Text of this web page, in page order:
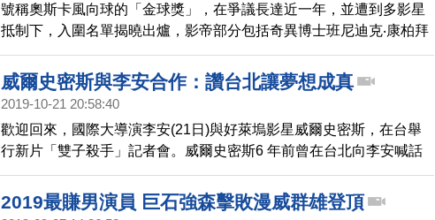
號稱奧斯卡風向球的「金球獎」，在爭議長達近一年，並遭到多影星
抵制下，入圍名單揭曉出爐，影帝部分包括奇異博士班尼迪克‧康柏拜
區，和威爾‧史密斯一同競爭，影后部分則有妮可基嫚、潔西卡雀絲
坦、克莉絲汀史都華等大咖角逐。而備受矚目的魷魚遊戲，更是韓劇
史上，首部入圍金球獎作品。
威爾史密斯與李安合作：讚台北讓夢想成真
2019-10-21 20:58:40
歡迎回來，國際大導演李安(21日)與好萊塢影星威爾史密斯，在台舉
行新片「雙子殺手」記者會。威爾史密斯6 年前曾在台北向李安喊話
合作，這次美夢成真，他也在台上大讚台北是「夢想成真之地」，記
者會上威爾也發揮幽默搞笑功力，大談他與李安互動趣事。
2019最賺男演員 巨石強森擊敗漫威群雄登頂